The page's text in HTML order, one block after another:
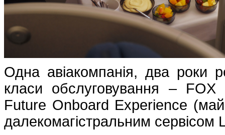
Одна авіакомпанія, два роки
класи обслуговування –
Future Onboard Experience
далекомагістральним